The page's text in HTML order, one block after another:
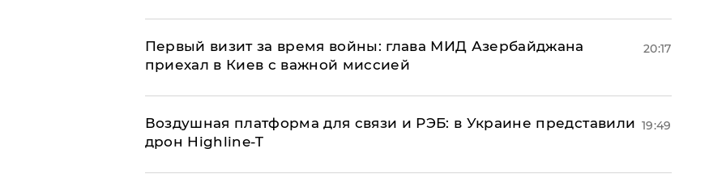
Первый визит за время войны: глава МИД Азербайджана
приехал в Киев с важной миссией
20:17
Воздушная платформа для связи и РЭБ: в Украине представили
дрон Highline-T
19:49